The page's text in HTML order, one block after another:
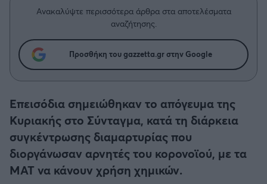
Άρης
Λεβαδειακός
ΟΦΗ
Βόλος
Ατρόμητος Αθηνών
Κηφισιά
Συνεντεύξεις
Μια Ιστορία από την Πόλη
Ανακαλύψτε περισσότερα άρθρα στα αποτελέσματα
αναζήτησης.
Προσθήκη του gazzetta.gr στην Google
Επεισόδια σημειώθηκαν το απόγευμα της
Κυριακής στο Σύνταγμα, κατά τη διάρκεια
συγκέντρωσης διαμαρτυρίας που
διοργάνωσαν αρνητές του κορονοϊού, με τα
ΜΑΤ να κάνουν χρήση χημικών.